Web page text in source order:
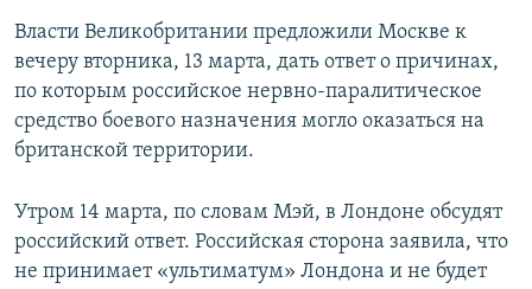
Власти Великобритании предложили Москве к
вечеру вторника, 13 марта, дать ответ о причинах,
по которым российское нервно-паралитическое
средство боевого назначения могло оказаться на
британской территории.
Утром 14 марта, по словам Мэй, в Лондоне обсудят
российский ответ. Российская сторона заявила, что
не принимает «ультиматум» Лондона и не будет